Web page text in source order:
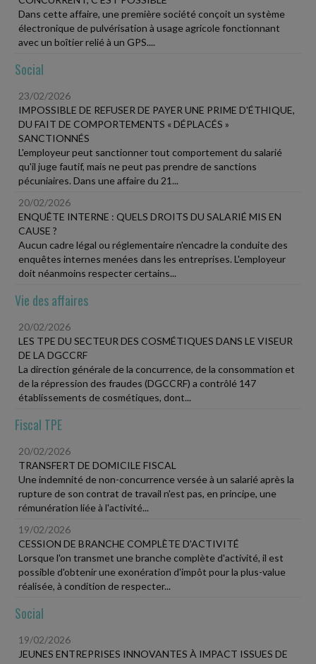
Dans cette affaire, une première société conçoit un système
électronique de pulvérisation à usage agricole fonctionnant
avec un boîtier relié à un GPS....
Social
23/02/2026
IMPOSSIBLE DE REFUSER DE PAYER UNE PRIME D'ÉTHIQUE,
DU FAIT DE COMPORTEMENTS « DÉPLACÉS »
SANCTIONNÉS
L'employeur peut sanctionner tout comportement du salarié
qu'il juge fautif, mais ne peut pas prendre de sanctions
pécuniaires. Dans une affaire du 21...
20/02/2026
ENQUÊTE INTERNE : QUELS DROITS DU SALARIÉ MIS EN
CAUSE ?
Aucun cadre légal ou réglementaire n'encadre la conduite des
enquêtes internes menées dans les entreprises. L'employeur
doit néanmoins respecter certains...
Vie des affaires
20/02/2026
LES TPE DU SECTEUR DES COSMÉTIQUES DANS LE VISEUR
DE LA DGCCRF
La direction générale de la concurrence, de la consommation et
de la répression des fraudes (DGCCRF) a contrôlé 147
établissements de cosmétiques, dont...
Fiscal TPE
20/02/2026
TRANSFERT DE DOMICILE FISCAL
Une indemnité de non-concurrence versée à un salarié après la
rupture de son contrat de travail n'est pas, en principe, une
rémunération liée à l'activité...
19/02/2026
CESSION DE BRANCHE COMPLÈTE D'ACTIVITÉ
Lorsque l'on transmet une branche complète d'activité, il est
possible d'obtenir une exonération d'impôt pour la plus-value
réalisée, à condition de respecter...
Social
19/02/2026
JEUNES ENTREPRISES INNOVANTES À IMPACT ISSUES DE